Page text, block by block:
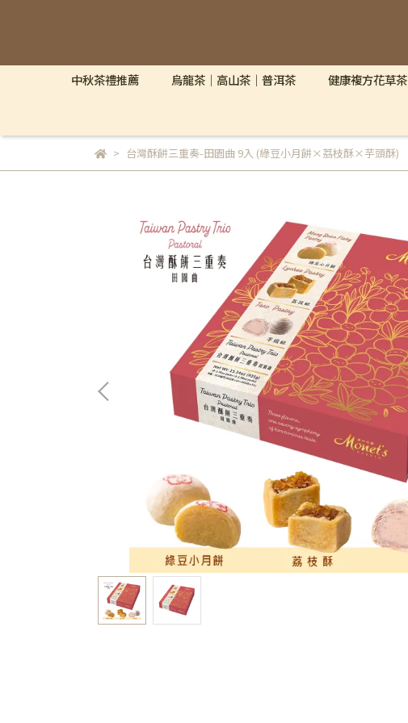
中秋茶禮推薦 烏龍茶｜高山茶｜普洱茶 健康複方花草茶
台灣酥餅三重奏-田園曲 9入 (綠豆小月餅×荔枝酥×芋頭酥)